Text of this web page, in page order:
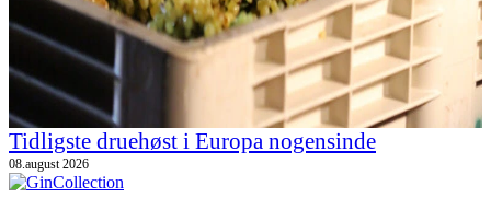
Tidligste druehøst i Europa nogensinde
08.august 2026